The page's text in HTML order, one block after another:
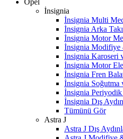
Opel
İnsignia
İnsignia Multi
İnsignia Arka
İnsignia Motor
İnsignia Modifiye
İnsignia Karoseri
İnsignia Motor
İnsignia Fren
İnsignia Soğutma
İnsignia
İnsignia Dış
Tümünü Gör
Astra J
Astra J Dış